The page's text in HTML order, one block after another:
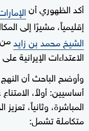
أكد الظهوري أن
إقليمياً، مشيرًا إلى
الشيخ محمد بن زايد
الاعتداءات الإيرانية
وأوضح الباحث أن
أساسيين: أولاً،
متكاملة تشمل: